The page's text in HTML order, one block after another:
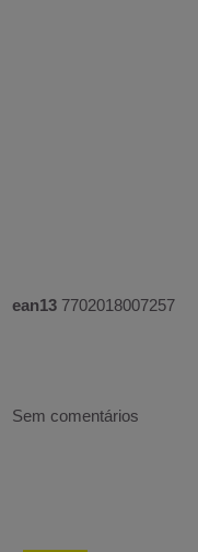
ean13 7702018007257
Sem comentários